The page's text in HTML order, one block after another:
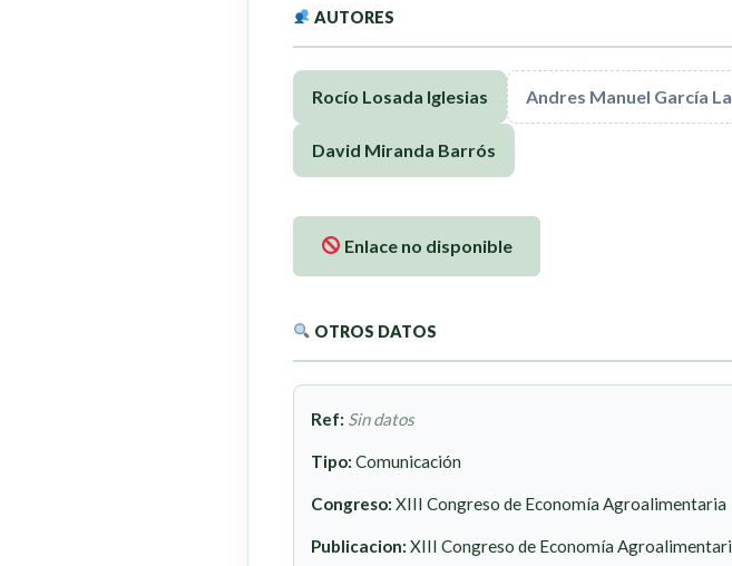
AUTORES
Rocío Losada Iglesias Andres Manuel García
David Miranda Barrós
Enlace no disponible
OTROS DATOS
Ref: Sin datos
Tipo: Comunicación
Congreso: XIII Congreso de Economía Agroalimentaria
Publicacion: XIII Congreso de Economía